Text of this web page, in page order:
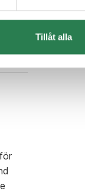
Tillåt alla